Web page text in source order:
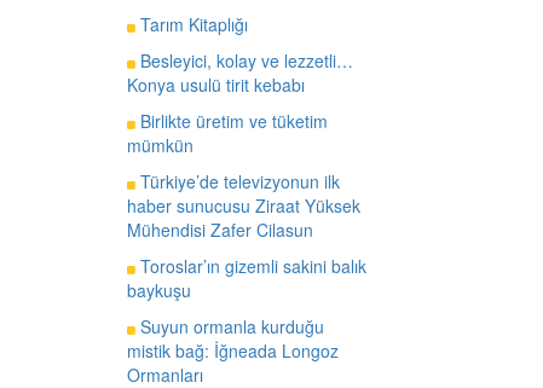
Tarım Kitaplığı
Besleyici, kolay ve lezzetli…
Konya usulü tirit kebabı
Birlikte üretim ve tüketim
mümkün
Türkiye’de televizyonun ilk
haber sunucusu Ziraat Yüksek
Mühendisi Zafer Cilasun
Toroslar’ın gizemli sakini balık
baykuşu
Suyun ormanla kurduğu
mistik bağ: İğneada Longoz
Ormanları